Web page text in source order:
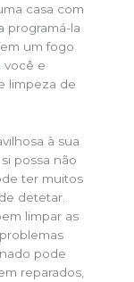
casa com
programá-la
um fogo
você e
limpeza de
à sua
possa não
ter muitos
detetar.
limpar as
pode
reparados,